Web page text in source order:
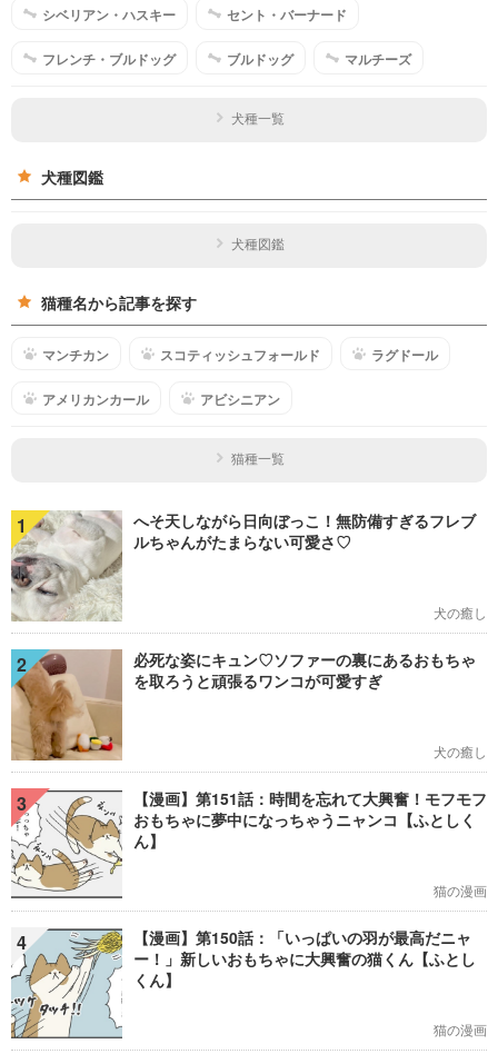
シベリアン・ハスキー セント・バーナード
フレンチ・ブルドッグ ブルドッグ マルチーズ
犬種一覧
犬種図鑑
犬種図鑑
猫種名から記事を探す
マンチカン スコティッシュフォールド ラグドール
アメリカンカール アビシニアン
猫種一覧
1
へそ天しながら日向ぼっこ！無防備すぎるフレブ
ルちゃんがたまらない可愛さ♡
犬の癒し
2
必死な姿にキュン♡ソファーの裏にあるおもちゃ
を取ろうと頑張るワンコが可愛すぎ
犬の癒し
3
【漫画】第151話：時間を忘れて大興奮！モフモフ
おもちゃに夢中になっちゃうニャンコ【ふとしく
ん】
猫の漫画
4
【漫画】第150話：「いっぱいの羽が最高だニャ
ー！」新しいおもちゃに大興奮の猫くん【ふとし
くん】
猫の漫画